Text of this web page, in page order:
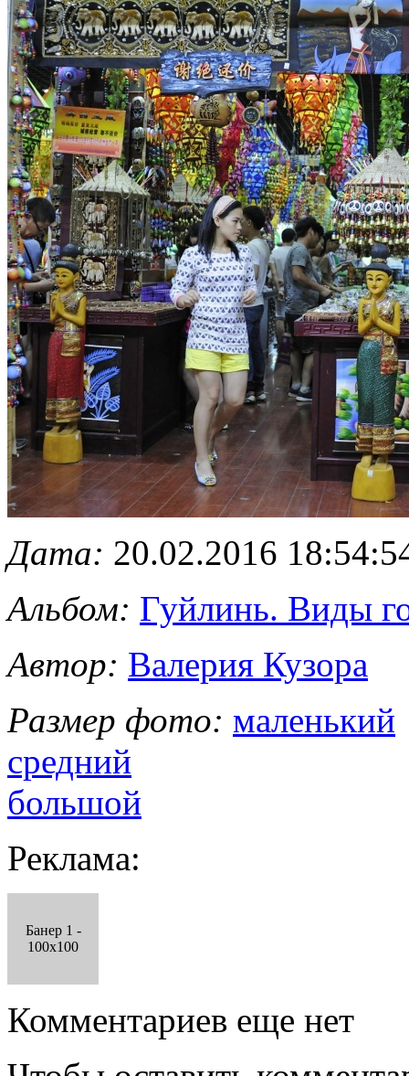
Дата: 20.02.2016
Альбом: Гуйлинь. Виды
Автор: Валерия Кузора
Размер фото: маленький
средний
большой
Реклама:
Банер 1 -
100x100
Комментариев еще нет